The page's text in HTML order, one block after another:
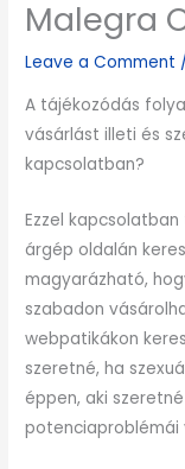
Malegra
Leave a Comment
A tájékozódás
vásárlást illeti és
kapcsolatban?
Ezzel
árgép oldalán
magyarázható,
szabadon
webpatikákon
szeretné, ha
éppen, aki
potenciaproblémái